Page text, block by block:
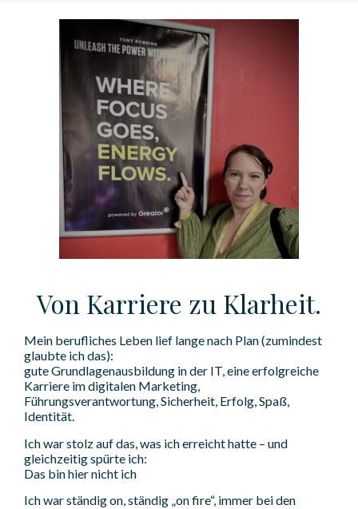
Von Karriere zu Klarheit.
Mein berufliches Leben lief lange nach Plan (zumindest
glaubte ich das):
gute Grundlagenausbildung in der IT, eine erfolgreiche
Karriere im digitalen Marketing,
Führungsverantwortung, Sicherheit, Erfolg, Spaß,
Identität.
Ich war stolz auf das, was ich erreicht hatte – und
gleichzeitig spürte ich:
Das bin hier nicht ich
Ich war ständig on, ständig „on fire“, immer bei den